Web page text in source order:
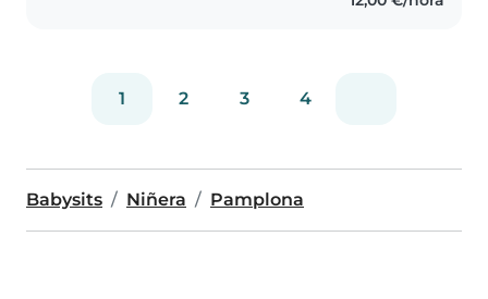
1 2 3 4
Babysits Niñera Pamplona